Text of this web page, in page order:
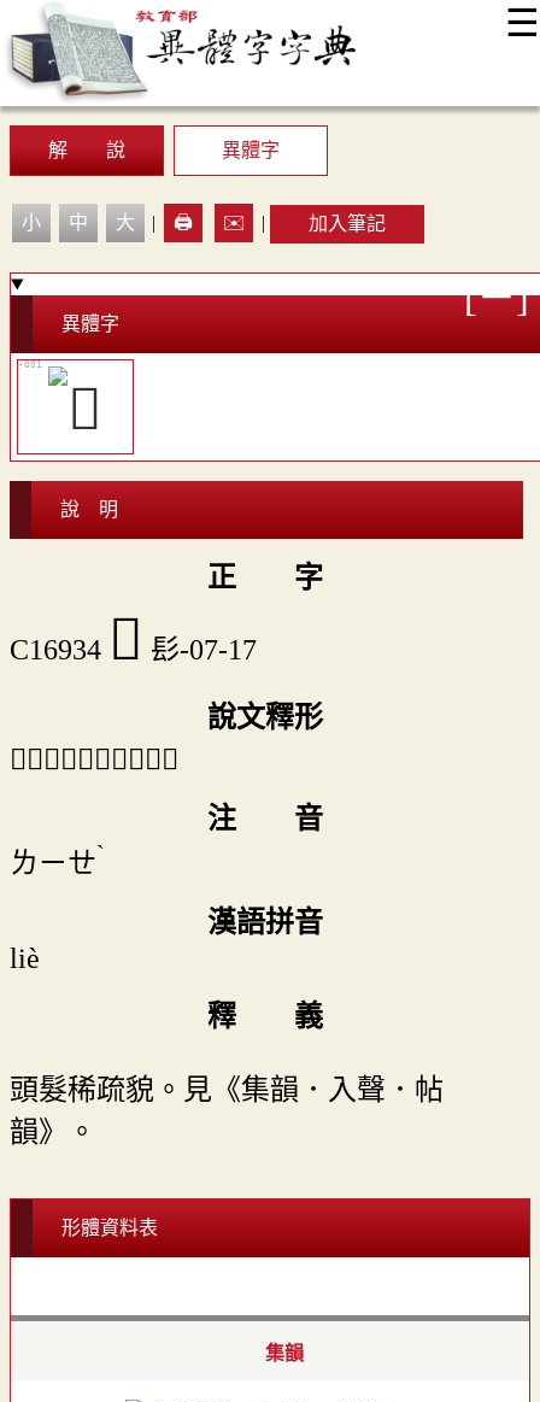
☰
最新消息
顯示模式
網站導覽
解 說
異體字
小 中 大 | 🖨️ ✉️ | 加入筆記
異體字
說 明
正 字
C16934 𩭌 髟-07-17
說文釋形
「𩭌」《說文》不錄。
注 音
ㄌㄧㄝˋ
漢語拼音
liè
釋 義
頭髮稀疏貌。見《集韻．入聲．帖
韻》。
形體資料表
集韻